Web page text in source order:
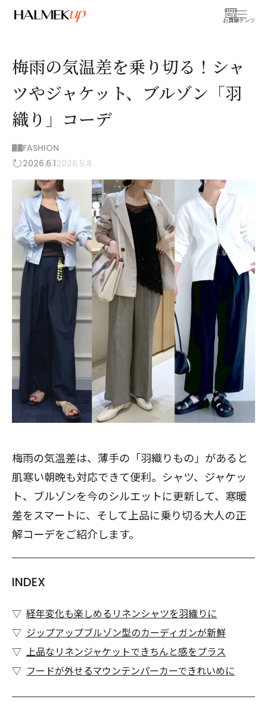
お買物
コンテンツ
梅雨の気温差を乗り切る！シャ
ツやジャケット、ブルゾン「羽
織り」コーデ
FASHION
2026.6.12026.5.8
梅雨の気温差は、薄手の「羽織りもの」があると
肌寒い朝晩も対応できて便利。シャツ、ジャケッ
ト、ブルゾンを今のシルエットに更新して、寒暖
差をスマートに、そして上品に乗り切る大人の正
解コーデをご紹介します。
INDEX
経年変化も楽しめるリネンシャツを羽織りに
ジップアップブルゾン型のカーディガンが新鮮
上品なリネンジャケットできちんと感をプラス
フードが外せるマウンテンパーカーできれいめに